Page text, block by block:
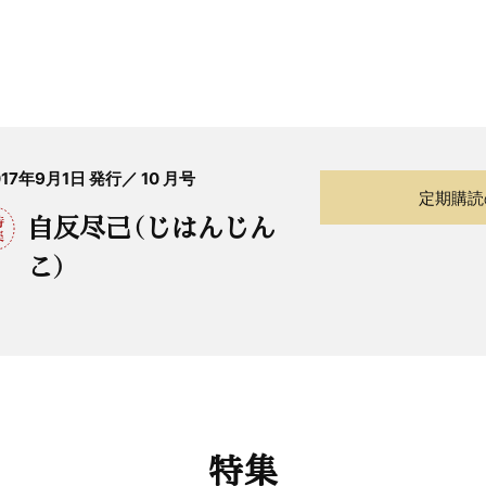
年9月1日 発行／ 10 月号
自反尽己（じはんじん
こ）
定期購
特集